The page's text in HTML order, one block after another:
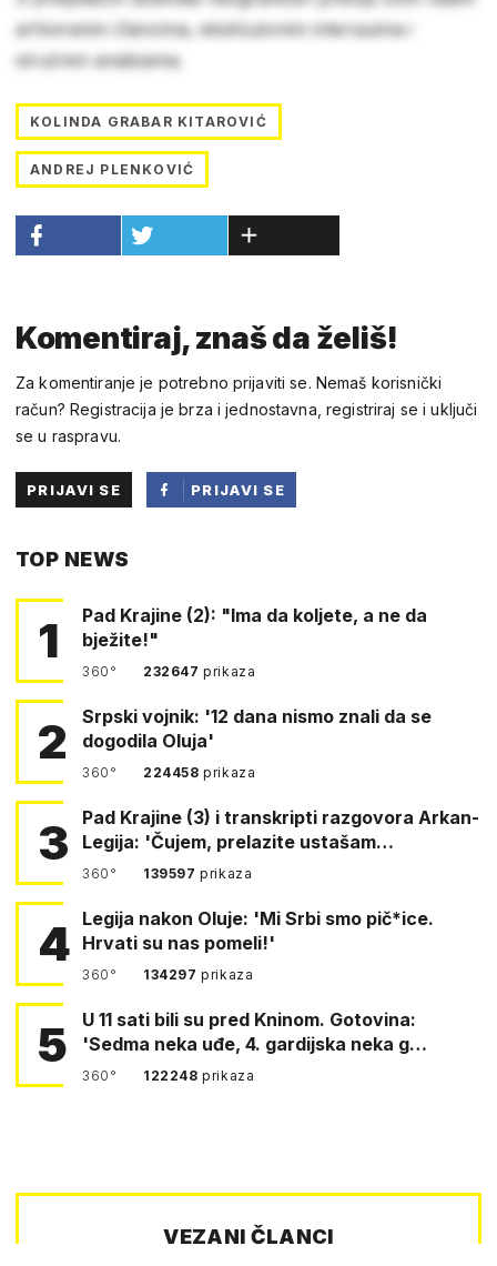
arhiviranim člancima, ekskluzivnim intervjuima i
stručnim analizama.
KOLINDA GRABAR KITAROVIĆ
ANDREJ PLENKOVIĆ
Komentiraj, znaš da želiš!
Za komentiranje je potrebno prijaviti se. Nemaš korisnički
račun? Registracija je brza i jednostavna, registriraj se i uključi
se u raspravu.
PRIJAVI SE
PRIJAVI SE
TOP NEWS
1
Pad Krajine (2): "Ima da koljete, a ne da
bježite!"
360° 232647prikaza
2
Srpski vojnik: '12 dana nismo znali da se
dogodila Oluja'
360° 224458prikaza
3
Pad Krajine (3) i transkripti razgovora Arkan-
Legija: 'Čujem, prelazite ustašam…
360° 139597prikaza
4 Legija nakon Oluje: 'Mi Srbi smo pič*ice.
Hrvati su nas pomeli!'
360° 134297prikaza
5
U 11 sati bili su pred Kninom. Gotovina:
'Sedma neka uđe, 4. gardijska neka g…
360° 122248prikaza
VEZANI ČLANCI